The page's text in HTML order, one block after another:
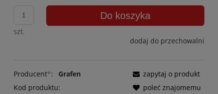
szt.
Do koszyka
dodaj do przechowalni
Producent*:
Grafen
Kod produktu:
zapytaj o produkt
poleć znajomemu